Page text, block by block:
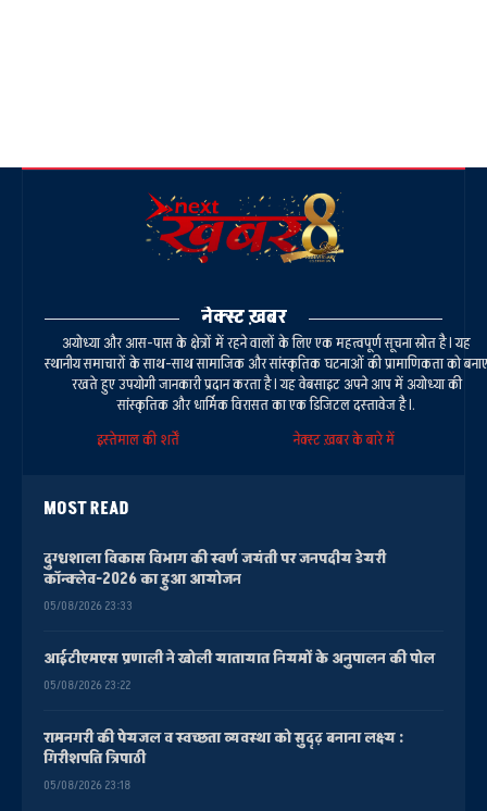
नेक्स्ट ख़बर
अयोध्या और आस-पास के क्षेत्रों में रहने वालों के लिए एक महत्वपूर्ण सूचना स्रोत है। यह
स्थानीय समाचारों के साथ-साथ सामाजिक और सांस्कृतिक घटनाओं की प्रामाणिकता को बनाए
रखते हुए उपयोगी जानकारी प्रदान करता है। यह वेबसाइट अपने आप में अयोध्या की
सांस्कृतिक और धार्मिक विरासत का एक डिजिटल दस्तावेज है।.
इस्तेमाल की शर्तें
नेक्स्ट ख़बर के बारे में
MOST READ
दुग्धशाला विकास विभाग की स्वर्ण जयंती पर जनपदीय डेयरी
कॉन्क्लेव-2026 का हुआ आयोजन
05/08/2026 23:33
आईटीएमएस प्रणाली ने खोली यातायात नियमों के अनुपालन की पोल
05/08/2026 23:22
रामनगरी की पेयजल व स्वच्छता व्यवस्था को सुदृढ़ बनाना लक्ष्य :
गिरीशपति त्रिपाठी
05/08/2026 23:18